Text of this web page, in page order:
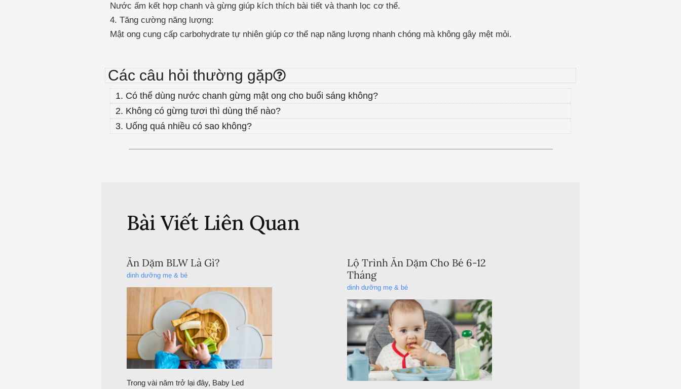
Nước ấm kết hợp chanh và gừng giúp kích thích bài tiết và thanh lọc cơ thể.
4. Tăng cường năng lượng:
Mật ong cung cấp carbohydrate tự nhiên giúp cơ thể nạp năng lượng nhanh chóng mà không gây mệt mỏi.
Các câu hỏi thường gặp
1. Có thể dùng nước chanh gừng mật ong cho buổi sáng không?
2. Không có gừng tươi thì dùng thế nào?
3. Uống quá nhiều có sao không?
Bài Viết Liên Quan
Ăn Dặm BLW Là Gì?
dinh dưỡng mẹ & bé
Trong vài năm trở lại đây, Baby Led
Lộ Trình Ăn Dặm Cho Bé 6-12
Tháng
dinh dưỡng mẹ & bé